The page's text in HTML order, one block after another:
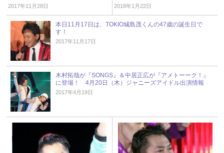
2017年11月28日 2018年1月22日
本日11月17日は、TOKIO城島茂くんの47歳の誕生日で
す！
2017年11月17日
木村拓哉が『SONGS』＆中居正広が『アメトーーク！』
に登場！ 4月20日（木）ジャニーズアイドル出演情報
2017年4月19日